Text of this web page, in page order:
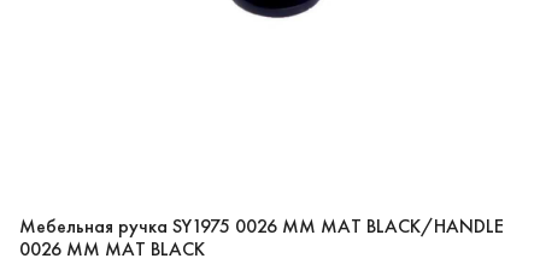
Мебельная ручка SY1975 0026 MM MAT BLACK/HANDLE
0026 MM MAT BLACK